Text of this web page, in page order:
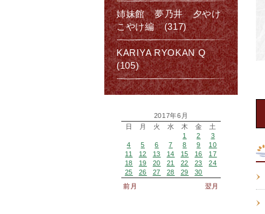
姉妹館 夢乃井 夕やけ
こやけ編 (317)
KARIYA RYOKAN Q
(105)
2017年6月
日
月 火 水 木 金
土
1
2
3
4
5 6 7 8 9
10
11
12 13 14 15 16
17
18
19 20 21 22 23
24
25
26 27 28 29
30
前月
翌月